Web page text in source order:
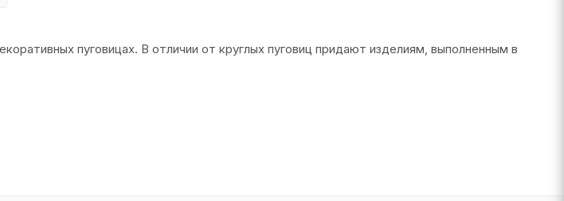
пуговицах. В отличии от круглых пуговиц придают изделиям, выполненным в